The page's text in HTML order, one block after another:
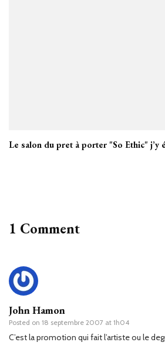
Le salon du pret à porter "So Ethic" j’y
1 Comment
John Hamon
Posted on 18 septembre 2007 at 1h04
C’est la promotion qui fait l’artiste ou le